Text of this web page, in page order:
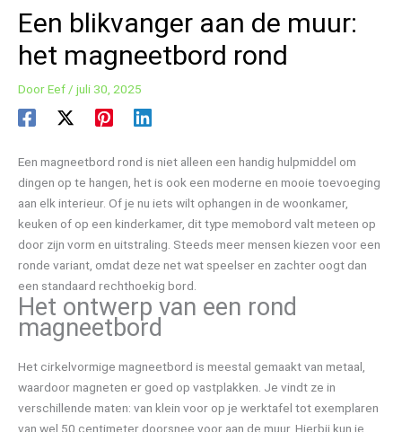
Een blikvanger aan de muur:
het magneetbord rond
DoorEef / juli 30, 2025
Een magneetbord rond is niet alleen een handig hulpmiddel om
dingen op te hangen, het is ook een moderne en mooie toevoeging
aan elk interieur. Of je nu iets wilt ophangen in de woonkamer,
keuken of op een kinderkamer, dit type memobord valt meteen op
door zijn vorm en uitstraling. Steeds meer mensen kiezen voor een
ronde variant, omdat deze net wat speelser en zachter oogt dan
een standaard rechthoekig bord.
Het ontwerp van een rond
magneetbord
Het cirkelvormige magneetbord is meestal gemaakt van metaal,
waardoor magneten er goed op vastplakken. Je vindt ze in
verschillende maten: van klein voor op je werktafel tot exemplaren
van wel 50 centimeter doorsnee voor aan de muur. Hierbij kun je